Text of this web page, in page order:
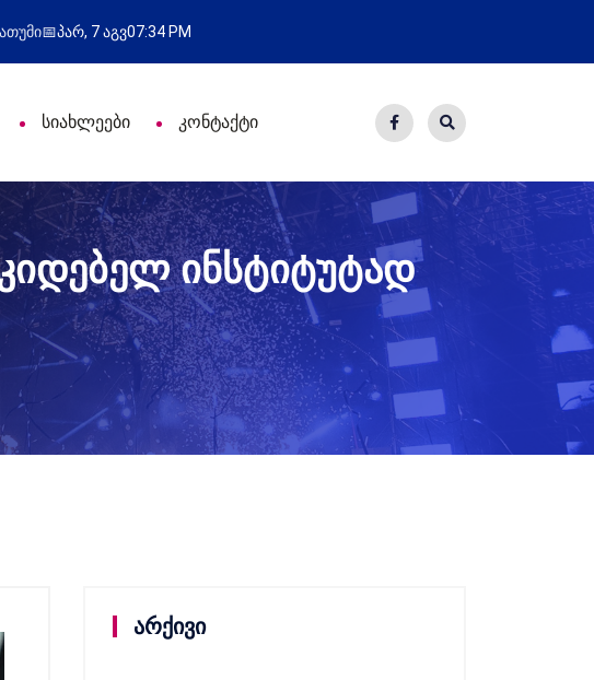
გამოსვლა
📅პარ, 7 აგვ07:34 PM
სიახლეები კონტაქტი
ინსტიტუტად
არქივი